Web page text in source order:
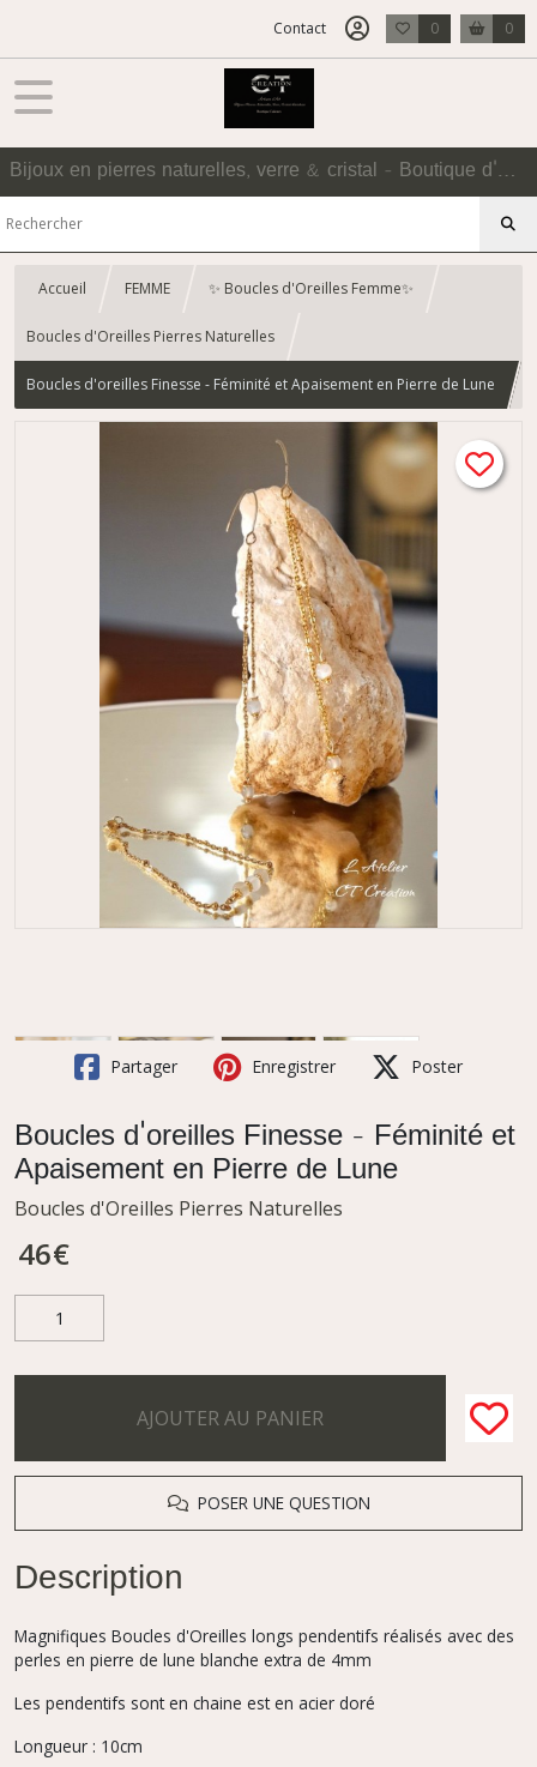
Contact 0 0
Bijoux en pierres naturelles, verre & cristal - Boutique d'Accessoires
Accueil FEMME ✨ Boucles d'Oreilles Femme✨
Boucles d'Oreilles Pierres Naturelles
Boucles d'oreilles Finesse - Féminité et Apaisement en Pierre de Lune
Partager Enregistrer Poster
Boucles d'oreilles Finesse - Féminité et
Apaisement en Pierre de Lune
Boucles d'Oreilles Pierres Naturelles
46€
AJOUTER AU PANIER
POSER UNE QUESTION
Description
Magnifiques Boucles d'Oreilles longs pendentifs réalisés avec des
perles en pierre de lune blanche extra de 4mm
Les pendentifs sont en chaine est en acier doré
Longueur : 10cm